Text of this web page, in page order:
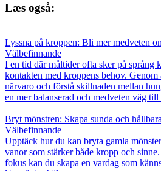
Læs også:
Lyssna på kroppen: Bli mer medveten
Välbefinnande
I en tid där måltider ofta sker på språng
kontakten med kroppens behov. Genom
närvaro och förstå skillnaden mellan
en mer balanserad och medveten väg till
Bryt mönstren: Skapa sunda och
Välbefinnande
Upptäck hur du kan bryta gamla
vanor som stärker både kropp och
fokus kan du skapa en vardag som